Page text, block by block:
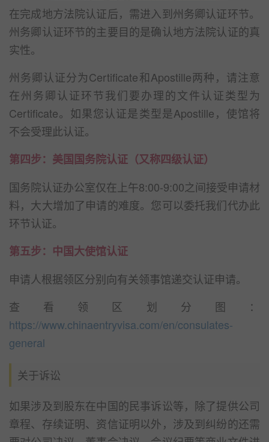
在完成地方法院认证后，需进入到州务卿认证环节。
州务卿认证环节的主要目的是确认地方法院认证的真
实性。
州务卿认证分为Certificate和Apostille两种，请注意
在州务卿认证环节我们要办理的文件认证类型为
Certificate。如果您认证是类型是Apostille，使馆将
不会受理此认证。
第四步：美国国务院认证（又称四级认证）
国务院认证办公室仅在上午8:00-9:00之间接受申请材
料，大大增加了申请的难度。您可以委托我们代办此
环节认证。
第五步：中国大使馆认证
申请人根据领区分别向有关领事馆递交认证申请。
查看领区划分图：
https://www.chinaentryvisa.com/en/consulates-
general
关于诉讼
如果涉及到股东在中国的民事诉讼等，除了提供公司
章程、存续证明、资信证明以外，涉及到纠纷的还需